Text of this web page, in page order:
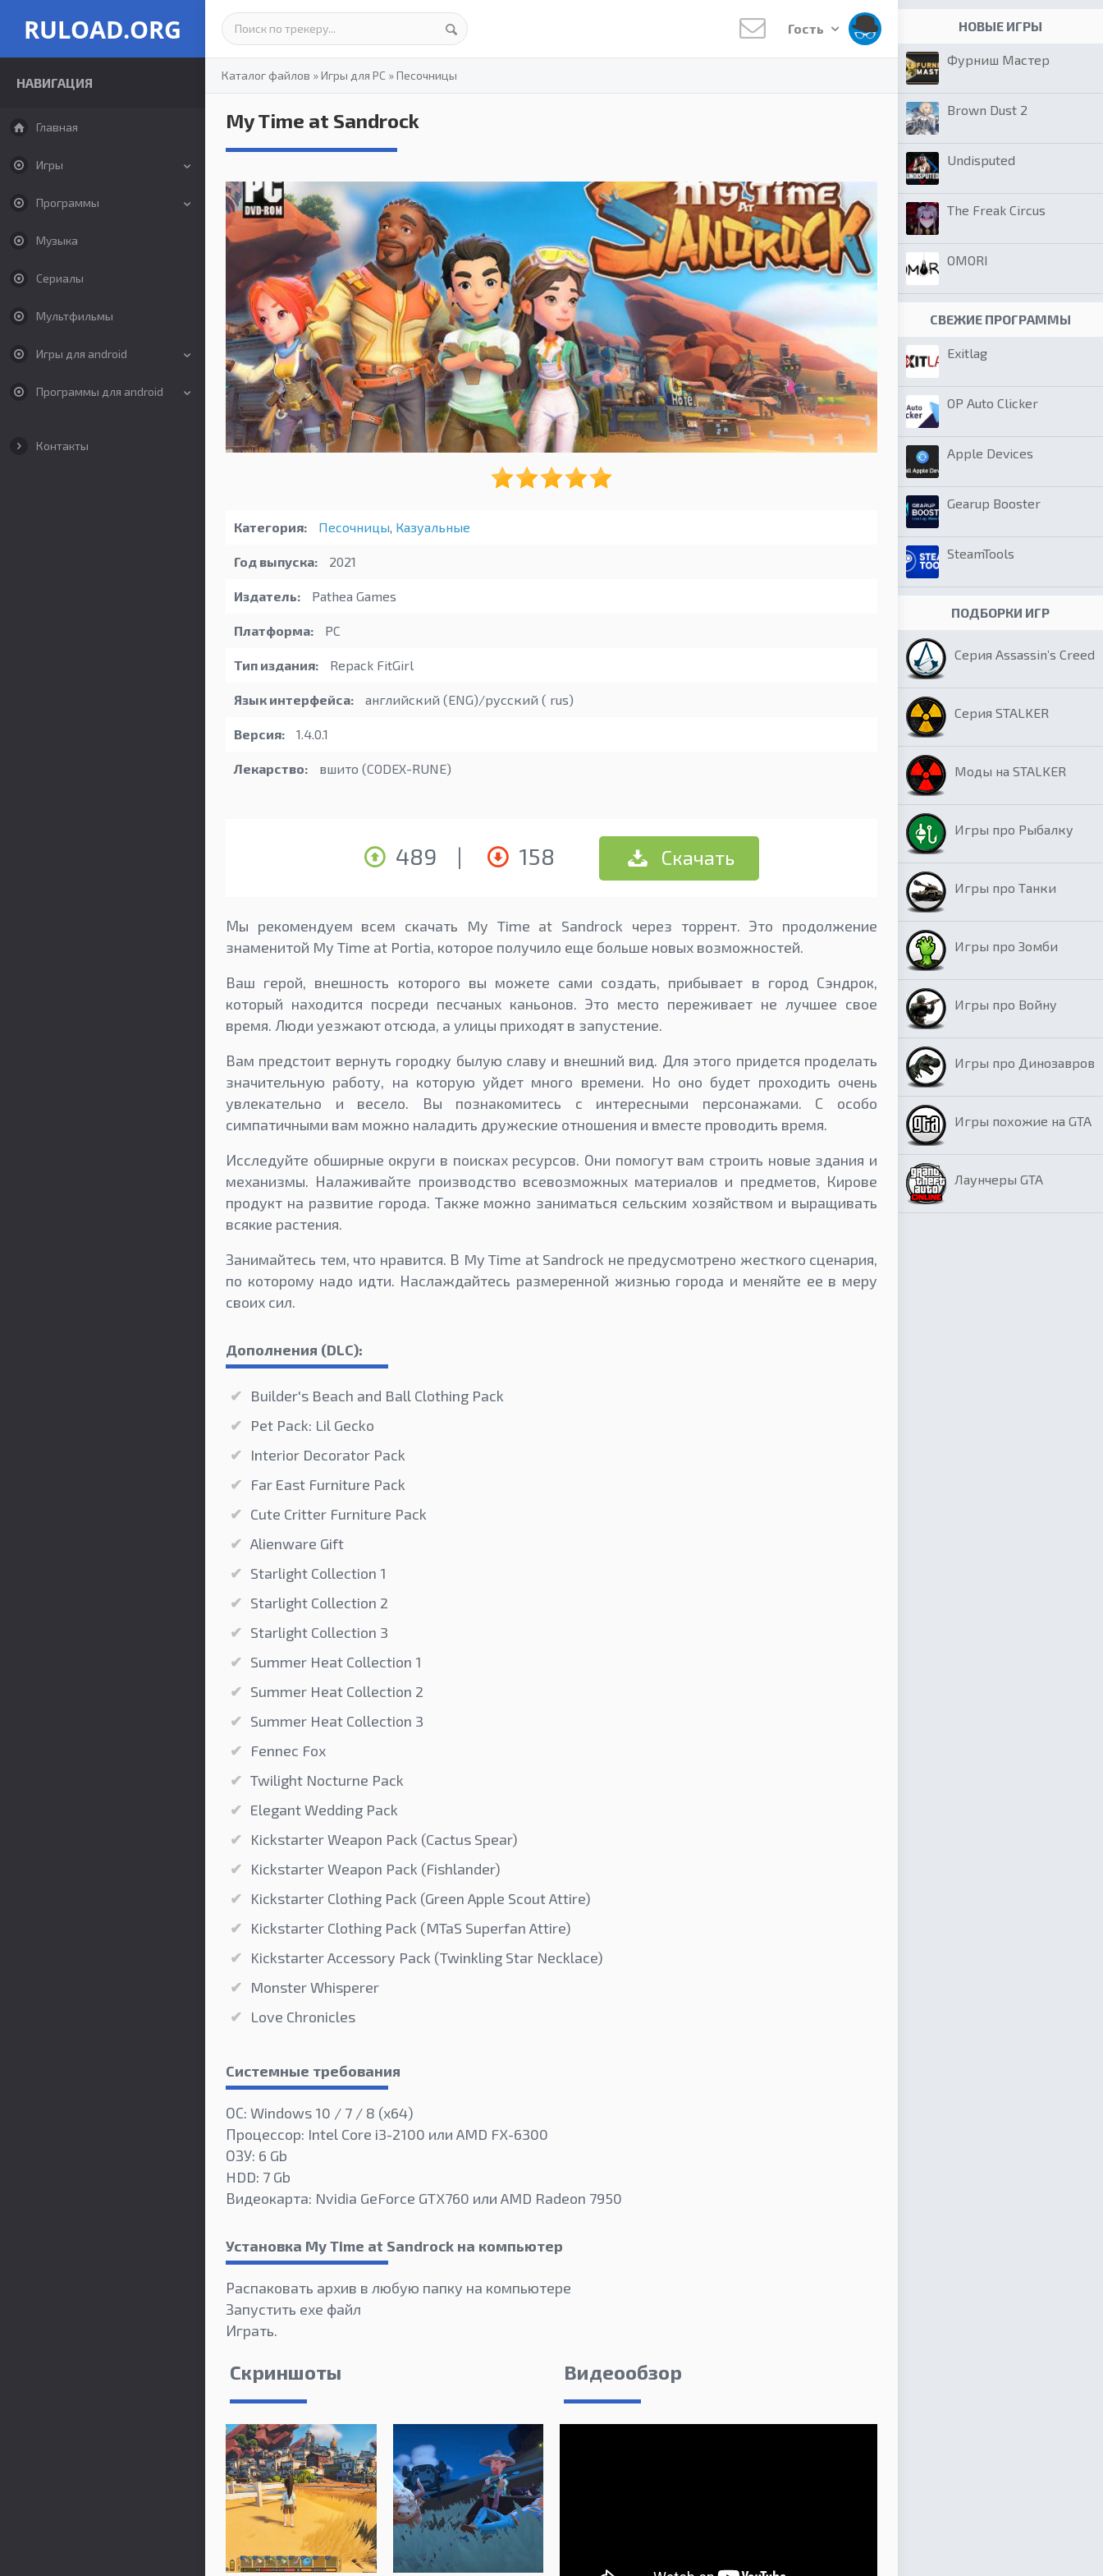
RULOAD.ORG
НАВИГАЦИЯ
Главная
Игры
Программы
Музыка
Сериалы
Мультфильмы
Игры для android
Программы для android
Контакты
Гость
Каталог файлов »Игры для PC »Песочницы
My Time at Sandrock
Категория: Песочницы, Казуальные
Год выпуска: 2021
Издатель: Pathea Games
Платформа: PC
Тип издания: Repack FitGirl
Язык интерфейса: английский (ENG)/русский ( rus)
Версия: 1.4.0.1
Лекарство: вшито (CODEX-RUNE)
489 | 158 Скачать
Мы рекомендуем всем скачать My Time at Sandrock через торрент. Это продолжение
знаменитой My Time at Portia, которое получило еще больше новых возможностей.
Ваш герой, внешность которого вы можете сами создать, прибывает в город Сэндрок,
который находится посреди песчаных каньонов. Это место переживает не лучшее свое
время. Люди уезжают отсюда, а улицы приходят в запустение.
Вам предстоит вернуть городку былую славу и внешний вид. Для этого придется проделать
значительную работу, на которую уйдет много времени. Но оно будет проходить очень
увлекательно и весело. Вы познакомитесь с интересными персонажами. С особо
симпатичными вам можно наладить дружеские отношения и вместе проводить время.
Исследуйте обширные округи в поисках ресурсов. Они помогут вам строить новые здания и
механизмы. Налаживайте производство всевозможных материалов и предметов, Кирове
продукт на развитие города. Также можно заниматься сельским хозяйством и выращивать
всякие растения.
Занимайтесь тем, что нравится. В My Time at Sandrock не предусмотрено жесткого сценария,
по которому надо идти. Наслаждайтесь размеренной жизнью города и меняйте ее в меру
своих сил.
Дополнения (DLC):
Builder's Beach and Ball Clothing Pack
Pet Pack: Lil Gecko
Interior Decorator Pack
Far East Furniture Pack
Cute Critter Furniture Pack
Alienware Gift
Starlight Collection 1
Starlight Collection 2
Starlight Collection 3
Summer Heat Collection 1
Summer Heat Collection 2
Summer Heat Collection 3
Fennec Fox
Twilight Nocturne Pack
Elegant Wedding Pack
Kickstarter Weapon Pack (Cactus Spear)
Kickstarter Weapon Pack (Fishlander)
Kickstarter Clothing Pack (Green Apple Scout Attire)
Kickstarter Clothing Pack (MTaS Superfan Attire)
Kickstarter Accessory Pack (Twinkling Star Necklace)
Monster Whisperer
Love Chronicles
Системные требования
ОС: Windows 10 / 7 / 8 (x64)
Процессор: Intel Core i3-2100 или AMD FX-6300
ОЗУ: 6 Gb
HDD: 7 Gb
Видеокарта: Nvidia GeForce GTX760 или AMD Radeon 7950
Установка My Time at Sandrock на компьютер
Распаковать архив в любую папку на компьютере
Запустить exe файл
Играть.
Скриншоты Видеообзор
НОВЫЕ ИГРЫ
Фурниш Мастер
Brown Dust 2
Undisputed
The Freak Circus
OMORI
СВЕЖИЕ ПРОГРАММЫ
Exitlag
OP Auto Clicker
Apple Devices
Gearup Booster
SteamTools
ПОДБОРКИ ИГР
Серия Assassin’s Creed
Серия STALKER
Моды на STALKER
Игры про Рыбалку
Игры про Танки
Игры про Зомби
Игры про Войну
Игры про Динозавров
Игры похожие на GTA
Лаунчеры GTA